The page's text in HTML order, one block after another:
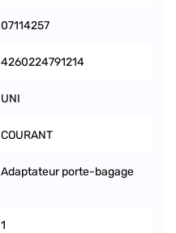
07114257
4260224791214
UNI
COURANT
Adaptateur porte-bagage
1